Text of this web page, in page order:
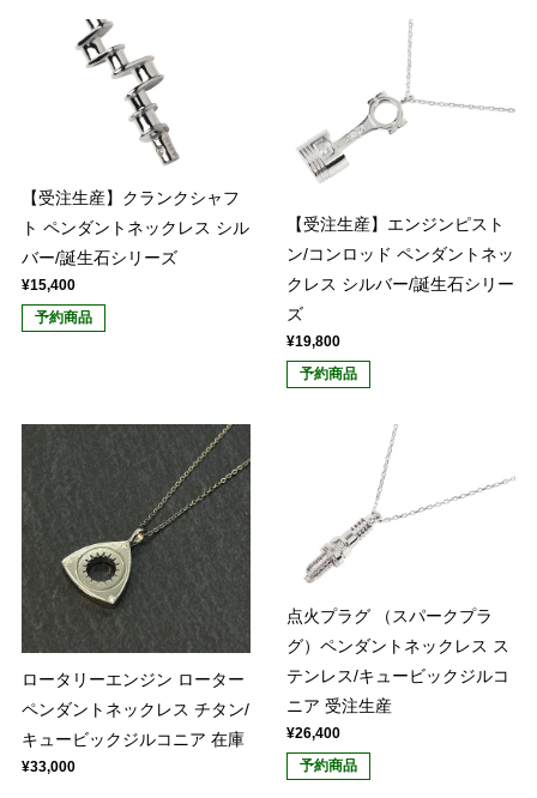
【受注生産】クランクシャフ
ト ペンダントネックレス シル
バー/誕生石シリーズ
¥15,400
予約商品
【受注生産】エンジンピスト
ン/コンロッド ペンダントネッ
クレス シルバー/誕生石シリー
ズ
¥19,800
予約商品
ロータリーエンジン ローター
ペンダントネックレス チタン/
キュービックジルコニア 在庫
¥33,000
点火プラグ （スパークプラ
グ）ペンダントネックレス ス
テンレス/キュービックジルコ
ニア 受注生産
¥26,400
予約商品